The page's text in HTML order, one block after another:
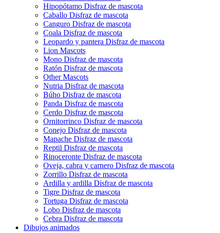
Hipopótamo Disfraz de mascota
Caballo Disfraz de mascota
Canguro Disfraz de mascota
Coala Disfraz de mascota
Leopardo y pantera Disfraz de mascota
Lion Mascots
Mono Disfraz de mascota
Ratón Disfraz de mascota
Other Mascots
Nutria Disfraz de mascota
Búho Disfraz de mascota
Panda Disfraz de mascota
Cerdo Disfraz de mascota
Ornitorrinco Disfraz de mascota
Conejo Disfraz de mascota
Mapache Disfraz de mascota
Reptil Disfraz de mascota
Rinoceronte Disfraz de mascota
Oveja, cabra y carnero Disfraz de mascota
Zorrillo Disfraz de mascota
Ardilla y ardilla Disfraz de mascota
Tigre Disfraz de mascota
Tortuga Disfraz de mascota
Lobo Disfraz de mascota
Cebra Disfraz de mascota
Dibujos animados